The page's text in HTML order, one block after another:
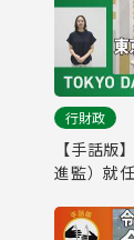
行財政
【手話版
進監）就